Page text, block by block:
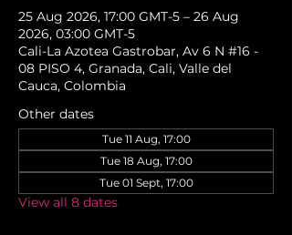
25 Aug 2026, 17:00 GMT-5 – 26 Aug
2026, 03:00 GMT-5
Cali-La Azotea Gastrobar, Av 6 N #16 -
08 PISO 4, Granada, Cali, Valle del
Cauca, Colombia
Other dates
Tue 11 Aug, 17:00
Tue 18 Aug, 17:00
Tue 01 Sept, 17:00
View all 8 dates